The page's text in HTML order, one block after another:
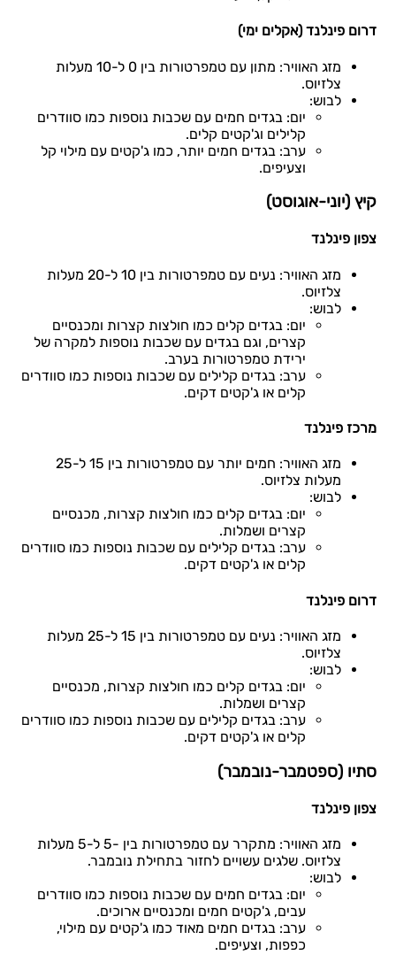
דרום פינלנד (אקלים ימי)
מזג האוויר: מתון עם טמפרטורות בין 0 ל-10 מעלות
צלזיוס.
לבוש:
יום: בגדים חמים עם שכבות נוספות כמו סוודרים
קלילים וג'קטים קלים.
ערב: בגדים חמים יותר, כמו ג'קטים עם מילוי קל
וצעיפים.
קיץ (יוני-אוגוסט)
צפון פינלנד
מזג האוויר: נעים עם טמפרטורות בין 10 ל-20 מעלות
צלזיוס.
לבוש:
יום: בגדים קלים כמו חולצות קצרות ומכנסיים
קצרים, וגם בגדים עם שכבות נוספות למקרה של
ירידת טמפרטורות בערב.
ערב: בגדים קלילים עם שכבות נוספות כמו סוודרים
קלים או ג'קטים דקים.
מרכז פינלנד
מזג האוויר: חמים יותר עם טמפרטורות בין 15 ל-25
מעלות צלזיוס.
לבוש:
יום: בגדים קלים כמו חולצות קצרות, מכנסיים
קצרים ושמלות.
ערב: בגדים קלילים עם שכבות נוספות כמו סוודרים
קלים או ג'קטים דקים.
דרום פינלנד
מזג האוויר: נעים עם טמפרטורות בין 15 ל-25 מעלות
צלזיוס.
לבוש:
יום: בגדים קלים כמו חולצות קצרות, מכנסיים
קצרים ושמלות.
ערב: בגדים קלילים עם שכבות נוספות כמו סוודרים
קלים או ג'קטים דקים.
סתיו (ספטמבר-נובמבר)
צפון פינלנד
מזג האוויר: מתקרר עם טמפרטורות בין -5 ל-5 מעלות
צלזיוס. שלגים עשויים לחזור בתחילת נובמבר.
לבוש:
יום: בגדים חמים עם שכבות נוספות כמו סוודרים
עבים, ג'קטים חמים ומכנסיים ארוכים.
ערב: בגדים חמים מאוד כמו ג'קטים עם מילוי,
כפפות, וצעיפים.